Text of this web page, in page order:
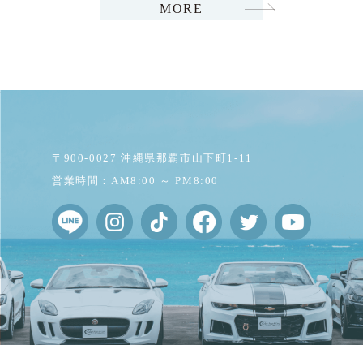
MORE
〒900-0027 沖縄県那覇市山下町1-11
営業時間：AM8:00 ～ PM8:00